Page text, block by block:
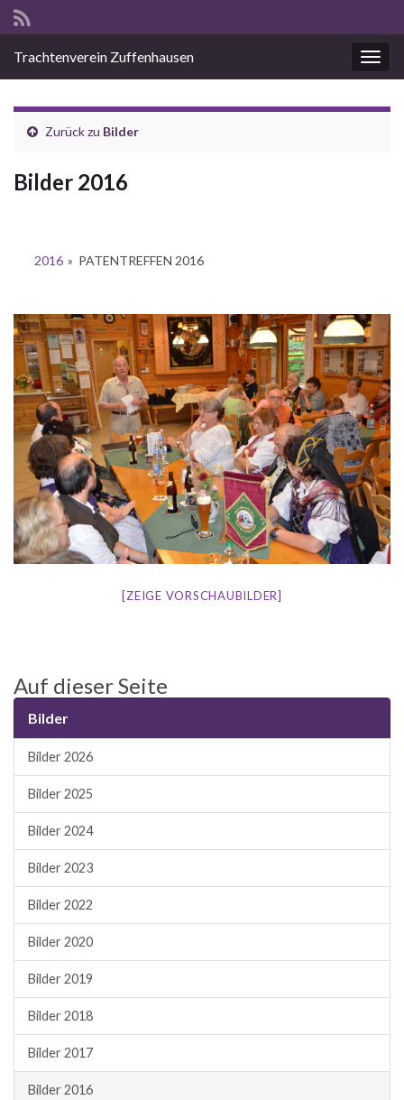
Trachtenverein Zuffenhausen
Zurück zu Bilder
Bilder 2016
2016 » PATENTREFFEN 2016
[ZEIGE VORSCHAUBILDER]
Auf dieser Seite
Bilder
Bilder 2026
Bilder 2025
Bilder 2024
Bilder 2023
Bilder 2022
Bilder 2020
Bilder 2019
Bilder 2018
Bilder 2017
Bilder 2016